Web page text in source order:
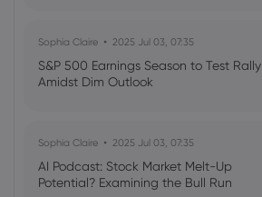
Sophia Claire 2025 Jul 03, 07:35
S&P 500 Earnings Season to Test Rally
Amidst Dim Outlook
Sophia Claire 2025 Jul 03, 07:35
AI Podcast: Stock Market Melt-Up
Potential? Examining the Bull Run